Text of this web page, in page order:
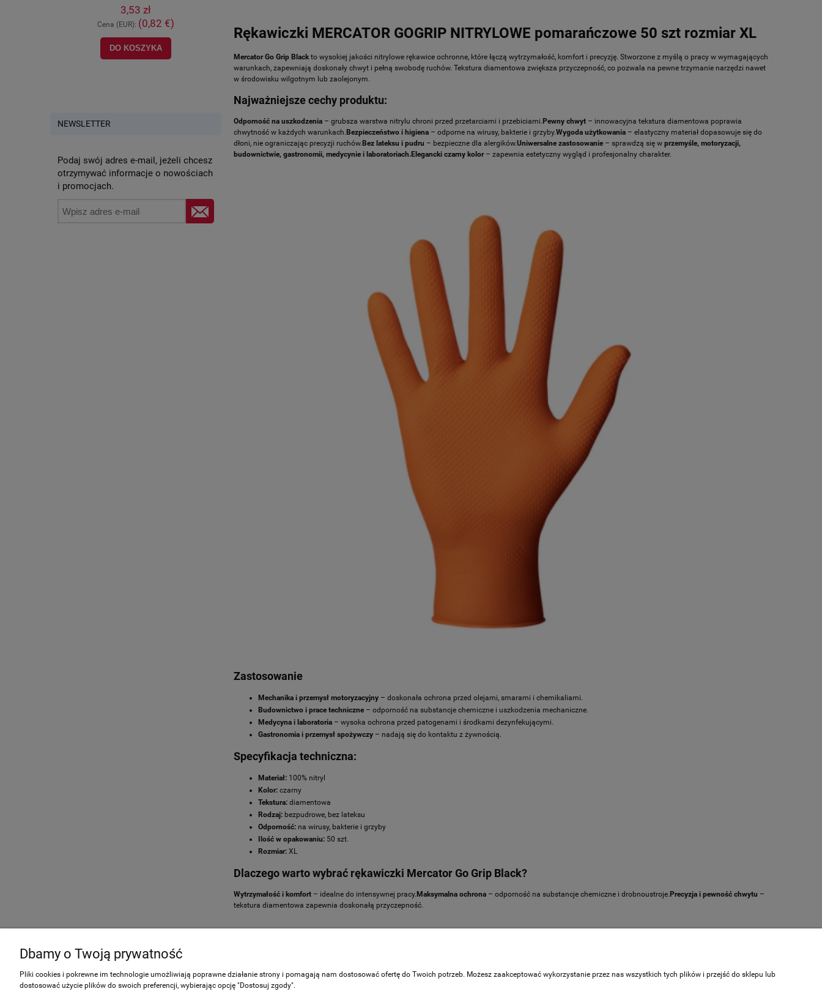
90652-LCA4-E00
3,53 zł
Cena (EUR): (0,82 €)
DO KOSZYKA
NEWSLETTER
Podaj swój adres e-mail, jeżeli chcesz
otrzymywać informacje o nowościach
i promocjach.
Rękawiczki MERCATOR GOGRIP NITRYLOWE pomarańczowe 50 szt rozmiar XL
Mercator Go Grip Black to wysokiej jakości nitrylowe rękawice ochronne, które łączą wytrzymałość, komfort i precyzję. Stworzone z myślą o pracy w wymagających
warunkach, zapewniają doskonały chwyt i pełną swobodę ruchów. Tekstura diamentowa zwiększa przyczepność, co pozwala na pewne trzymanie narzędzi nawet
w środowisku wilgotnym lub zaolejonym.
Najważniejsze cechy produktu:
Odporność na uszkodzenia – grubsza warstwa nitrylu chroni przed przetarciami i przebiciami.Pewny chwyt – innowacyjna tekstura diamentowa poprawia
chwytność w każdych warunkach.Bezpieczeństwo i higiena – odporne na wirusy, bakterie i grzyby.Wygoda użytkowania – elastyczny materiał dopasowuje się do
dłoni, nie ograniczając precyzji ruchów.Bez lateksu i pudru – bezpieczne dla alergików.Uniwersalne zastosowanie – sprawdzą się w przemyśle, motoryzacji,
budownictwie, gastronomii, medycynie i laboratoriach.Elegancki czarny kolor – zapewnia estetyczny wygląd i profesjonalny charakter.
Zastosowanie
Mechanika i przemysł motoryzacyjny – doskonała ochrona przed olejami, smarami i chemikaliami.
Budownictwo i prace techniczne – odporność na substancje chemiczne i uszkodzenia mechaniczne.
Medycyna i laboratoria – wysoka ochrona przed patogenami i środkami dezynfekującymi.
Gastronomia i przemysł spożywczy – nadają się do kontaktu z żywnością.
Specyfikacja techniczna:
Materiał: 100% nitryl
Kolor: czarny
Tekstura: diamentowa
Rodzaj: bezpudrowe, bez lateksu
Odporność: na wirusy, bakterie i grzyby
Ilość w opakowaniu: 50 szt.
Rozmiar: XL
Dlaczego warto wybrać rękawiczki Mercator Go Grip Black?
Wytrzymałość i komfort – idealne do intensywnej pracy. Maksymalna ochrona – odporność na substancje chemiczne i drobnoustroje. Precyzja i pewność chwytu –
tekstura diamentowa zapewnia doskonałą przyczepność.
Formy płatności
Czas realizacji i koszt dostawy
Jak kupować?
Częste pytania
Logowanie
Dbamy o Twoją prywatność
Pliki cookies i pokrewne im technologie umożliwiają poprawne działanie strony i pomagają nam dostosować ofertę do Twoich potrzeb. Możesz zaakceptować wykorzystanie przez nas wszystkich tych plików i przejść do sklepu lub
dostosować użycie plików do swoich preferencji, wybierając opcję "Dostosuj zgody".